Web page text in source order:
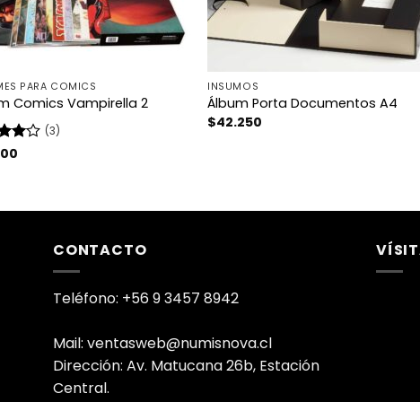
PARA COMICS
Comics Vampirella 2
(3)
INSUMOS
Álbum Porta Documentos A4
$42.250
CONTACTO
Teléfono: +56 9 3457 8942
Mail: ventasweb@numisnova.cl
Dirección: Av. Matucana 26b, Estación
Central.